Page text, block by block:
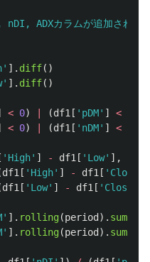
ADXカラムが追加された
' ]. diff()
' ]. diff()
< 0) (df1 [ ' pDM' ] <
< 0) (df1 [ ' nDM' ] <
[ ' High' ] - df1 [ ' Low' ],
df1 [ ' High' ] - df1 [ ' Close
df1 [ ' Low' ] - df1 [ ' Close
' ]. rolling(period ). sum
' ]. rolling(period ). sum